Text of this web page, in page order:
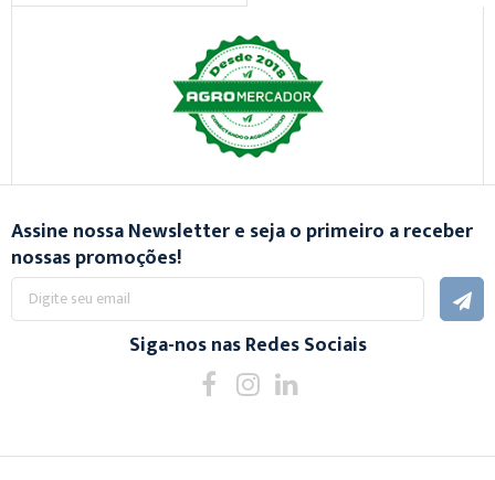
Assine nossa Newsletter e seja o primeiro a receber
nossas promoções!
Inscreva-
na
Siga-nos nas Redes Sociais